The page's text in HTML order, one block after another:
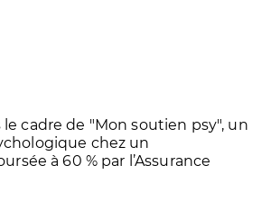
cadre de "Mon soutien psy", un
chez un
à 60 % par l’Assurance